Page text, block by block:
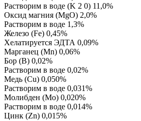
Растворим в воде (K 2 0) 11,0%
Оксид магния (MgO) 2,0%
Растворим в воде 1,3%
Железо (Fe) 0,45%
Хелатируется ЭДТА 0,09%
Марганец (Mn) 0,06%
Бор (B) 0,02%
Растворим в воде 0,02%
Медь (Cu) 0,050%
Растворим в воде 0,031%
Молибден (Мо) 0,020%
Растворим в воде 0,014%
Цинк (Zn) 0,015%